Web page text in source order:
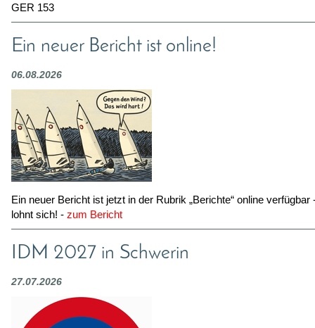
GER 153
Ein neuer Bericht ist online!
06.08.2026
Ein neuer Bericht ist jetzt in der Rubrik „Berichte“ online verfügbar
lohnt sich! - zum Bericht
IDM 2027 in Schwerin
27.07.2026